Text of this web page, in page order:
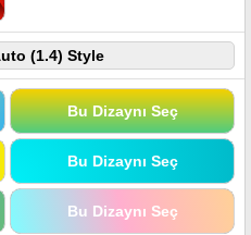
(1.4) Style
Bu Dizaynı Seç
Bu Dizaynı Seç
Bu Dizaynı Seç